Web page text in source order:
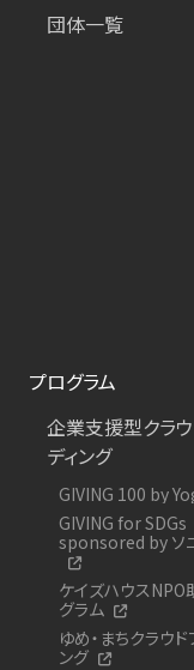
団体一覧
プログラム
企業支援型クラウ
ディング
GIVING 100 by
GIVING for SDGs
sponsored by ソ
ケイズハウスNPO
グラム
ゆめ・まちクラウド
ング